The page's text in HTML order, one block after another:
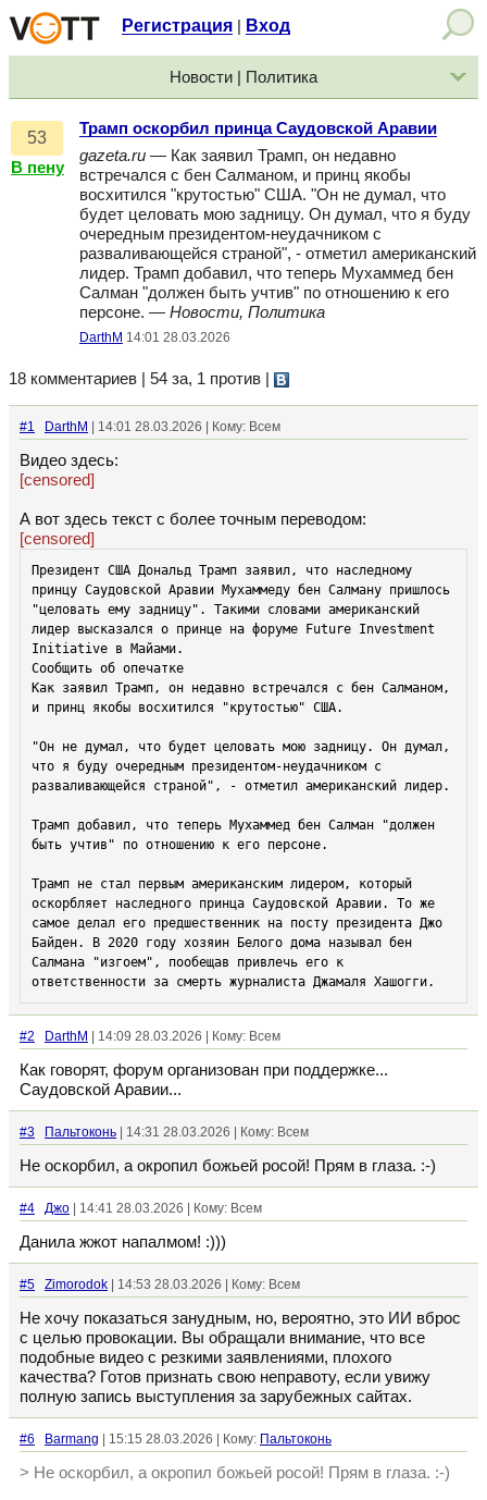
Регистрация Вход
Новости | Политика
53
В пену
Трамп оскорбил принца Саудовской Аравии
gazeta.ru — Как заявил Трамп, он недавно
встречался с бен Салманом, и принц якобы
восхитился "крутостью" США. "Он не думал, что
будет целовать мою задницу. Он думал, что я буду
очередным президентом-неудачником с
разваливающейся страной", - отметил американский
лидер. Трамп добавил, что теперь Мухаммед бен
Салман "должен быть учтив" по отношению к его
персоне. — Новости, Политика
DarthM 14:01 28.03.2026
18 комментариев | 54 за, 1 против
#1 DarthM | 14:01 28.03.2026 | Кому: Всем
Видео здесь:
[censored]
А вот здесь текст с более точным переводом:
[censored]
Президент США Дональд Трамп заявил, что наследному
принцу Саудовской Аравии Мухаммеду бен Салману пришлось
"целовать ему задницу". Такими словами американский
лидер высказался о принце на форуме Future Investment
Initiative в Майами.
Сообщить об опечатке
Как заявил Трамп, он недавно встречался с бен Салманом,
и принц якобы восхитился "крутостью" США.
"Он не думал, что будет целовать мою задницу. Он думал,
что я буду очередным президентом-неудачником с
разваливающейся страной", - отметил американский лидер.
Трамп добавил, что теперь Мухаммед бен Салман "должен
быть учтив" по отношению к его персоне.
Трамп не стал первым американским лидером, который
оскорбляет наследного принца Саудовской Аравии. То же
самое делал его предшественник на посту президента Джо
Байден. В 2020 году хозяин Белого дома называл бен
Салмана "изгоем", пообещав привлечь его к
ответственности за смерть журналиста Джамаля Хашогги.
#2 DarthM | 14:09 28.03.2026 | Кому: Всем
Как говорят, форум организован при поддержке...
Саудовской Аравии...
#3 Пальтоконь | 14:31 28.03.2026 | Кому: Всем
Не оскорбил, а окропил божьей росой! Прям в глаза. :-)
#4 Джо | 14:41 28.03.2026 | Кому: Всем
Данила жжот напалмом! :)))
#5 Zimorodok | 14:53 28.03.2026 | Кому: Всем
Не хочу показаться занудным, но, вероятно, это ИИ вброс
с целью провокации. Вы обращали внимание, что все
подобные видео с резкими заявлениями, плохого
качества? Готов признать свою неправоту, если увижу
полную запись выступления за зарубежных сайтах.
#6 Barmang | 15:15 28.03.2026 | Кому: Пальтоконь
> Не оскорбил, а окропил божьей росой! Прям в глаза. :-)